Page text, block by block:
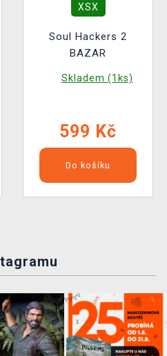
XSX
Soul Hackers 2
BAZAR
Skladem (1ks)
599 Kč
Do košíku